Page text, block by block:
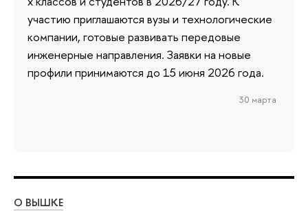
участию приглашаются вузы и технологические
компании, готовые развивать передовые
инженерные направления. Заявки на новые
профили принимаются до 15 июня 2026 года.
30 марта
О ВЫШКЕ